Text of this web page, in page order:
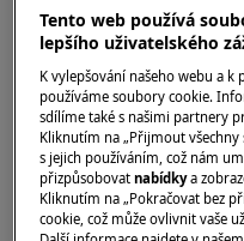
Uchovávejte všechny
dosah dětí.
Produkt by měli
dospělí.
Před jakoukoliv
přístroji. Vždy
vody. Jakákoli
Tento web používá
lepšího uživatelského
K vylepšování našeho webu a
používáme soubory cookie.
sdílíme také s našimi partnery
Kliknutím na „Přijmout
s jejich používáním, což nám
přizpůsobovatnabídkya
Kliknutím na „Pokračovat bez
cookie, což může ovlivnit vaše